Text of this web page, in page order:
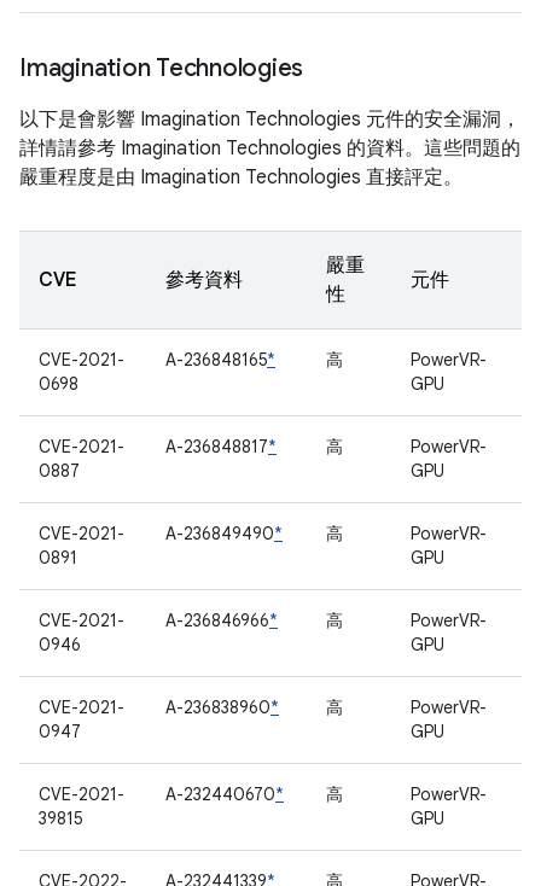
Imagination Technologies
以下是會影響 Imagination Technologies 元件的安全漏洞，
詳情請參考 Imagination Technologies 的資料。這些問題的
嚴重程度是由 Imagination Technologies 直接評定。
CVE 參考資料
嚴重
性
元件
CVE-2021-
0698
A-236848165* 高
PowerVR-
GPU
CVE-2021-
0887
A-236848817* 高
PowerVR-
GPU
CVE-2021-
0891
A-236849490* 高
PowerVR-
GPU
CVE-2021-
0946
A-236846966* 高
PowerVR-
GPU
CVE-2021-
0947
A-236838960* 高
PowerVR-
GPU
CVE-2021-
39815
A-232440670* 高
PowerVR-
GPU
CVE-2022-
A-232441339* 高
PowerVR-